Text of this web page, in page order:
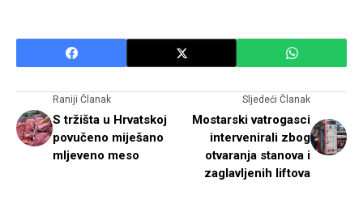
Raniji Članak
S tržišta u Hrvatskoj
povučeno miješano
mljeveno meso
Sljedeći Članak
Mostarski vatrogasci
intervenirali zbog
otvaranja stanova i
zaglavljenih liftova